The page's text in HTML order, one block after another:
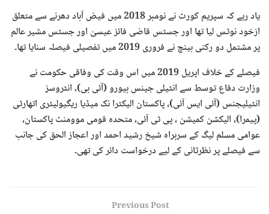
یاد رہے کہ سپریم کورٹ نے نومبر 2018 میں فیض آباد دھرنے سے متعلق
ازخود نوٹس لیا تھا اور جسٹس قاضی فائز عیسیٰ اور جسٹس مشیر عالم
پر مشتمل دو رکنی بینچ نے فروری 2019 میں تفصیلی فیصلہ سنایا تھا۔
فیصلے کے خلاف اپریل 2019 میں اس وقت کی وفاقی حکومت نے
وزارت دفاع توسط سے انٹیلی جینس بیورو (آئی بی)، انٹروسز
انٹیلیجنس (آئی ایس آئی)، پاکستان الیکٹرا نک میڈیا ریگیولیٹری اتھارٹی
(پیمرا)، الیکشن کمیشن ، پی ٹی آئی، متحدہ قومی موومنٹ پاکستان،
عوامی مسلم لیگ کے سربراہ شیخ رشید احمد اور اعجاز الحق کی جانب
سے فیصلے پر نظرثانی کے لیے درخواست دائر کی تھی۔
Previous Post